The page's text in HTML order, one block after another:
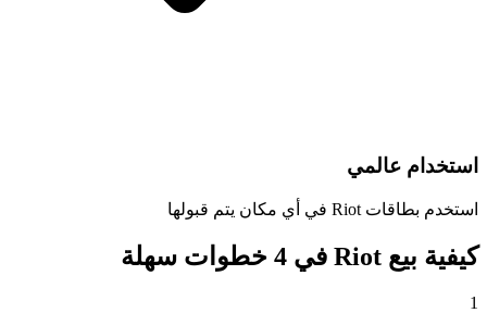
استخدام عالمي
استخدم بطاقات Riot في أي مكان يتم قبولها
كيفية بيع Riot في 4 خطوات سهلة
1